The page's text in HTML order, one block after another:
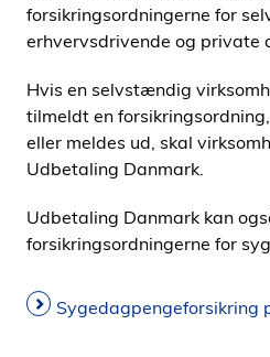
forsikringsordningerne for
erhvervsdrivende og private
Hvis en selvstændig
tilmeldt en
eller meldes ud, skal
Udbetaling Danmark.
Udbetaling Danmark kan
forsikringsordningerne for
Sygedagpengeforsikring